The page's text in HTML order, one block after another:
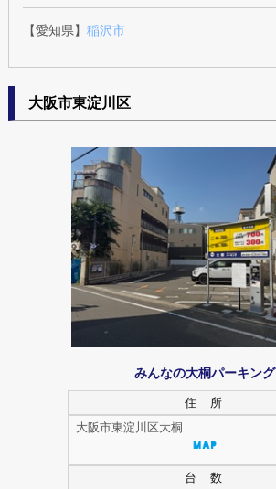
【愛知県】 稲沢市
大阪市東淀川区
みんなの大桐パーキング
住 所
大阪市東淀川区大桐
台 数